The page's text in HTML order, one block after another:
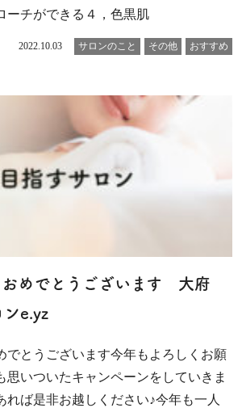
ーチができる４，色黒肌
2022.10.03 サロンのこと その他 おすすめ
おめでとうございます 大府
e.yz
でとうございます今年もよろしくお願
思いついたキャンペーンをしていきま
れば是非お越しください♪今年も一人